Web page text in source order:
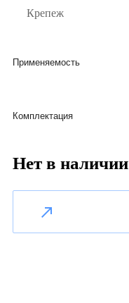
Крепеж
Применяемость
Комплектация
Нет в наличии